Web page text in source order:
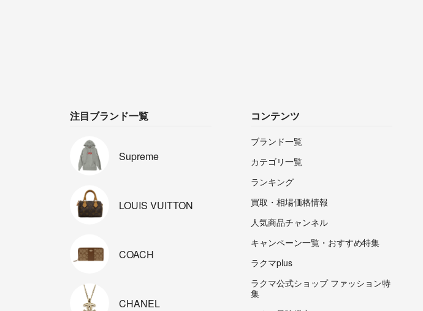
注目ブランド一覧
Supreme
LOUIS VUITTON
COACH
CHANEL
コンテンツ
ブランド一覧
カテゴリ一覧
ランキング
買取・相場価格情報
人気商品チャンネル
キャンペーン一覧・おすすめ特集
ラクマplus
ラクマ公式ショップ ファッション特
集